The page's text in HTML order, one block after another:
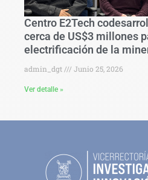
Centro E2Tech
cerca de US$3 millones
electrificación de la
admin_dgt Junio 25, 2026
Ver detalle »